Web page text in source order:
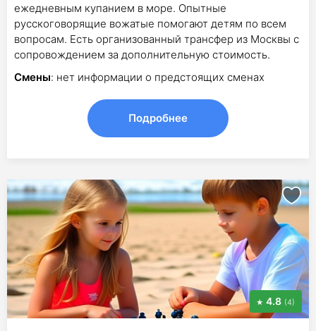
ежедневным купанием в море. Опытные
русскоговорящие вожатые помогают детям по всем
вопросам. Есть организованный трансфер из Москвы с
сопровождением за дополнительную стоимость.
Смены: нет информации о предстоящих сменах
Подробнее
4.8 (4)